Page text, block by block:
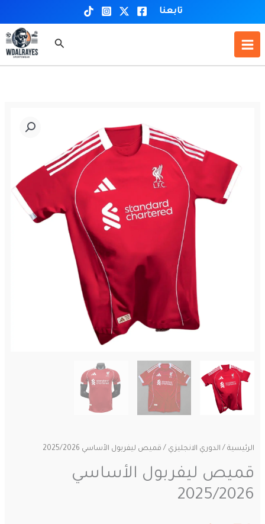
إلى
المحتوى
تابعنا
البحث
الرئيسية / الدوري الانجليزي / قميص ليفربول الأساسي 2025/2026
قميص ليفربول الأساسي
2025/2026